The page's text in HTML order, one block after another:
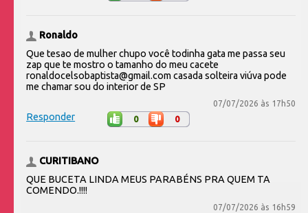
Ronaldo
Que tesao de mulher chupo você todinha gata me passa seu
zap que te mostro o tamanho do meu cacete
ronaldocelsobaptista@gmail.com casada solteira viúva pode
me chamar sou do interior de SP
07/07/2026 às 17h50
Responder 0 0
CURITIBANO
QUE BUCETA LINDA MEUS PARABÉNS PRA QUEM TA
COMENDO.!!!!
07/07/2026 às 16h59